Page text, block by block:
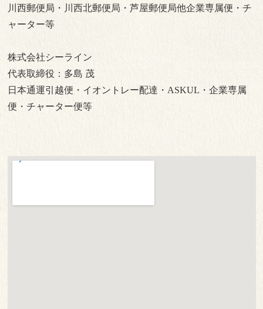
川西郵便局・川西北郵便局・芦屋郵便局他企業専属便・チ
ャーター等
株式会社シーライン
代表取締役：多島 茂
日本通運引越便・イオントレー配達・ASKUL・企業専属
便・チャーター便等